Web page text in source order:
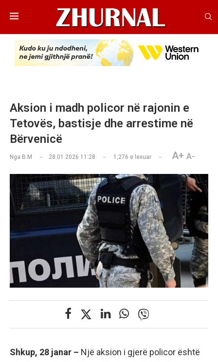
Aksion i madh policor në rajonin e
Tetovës, bastisje dhe arrestime në
Bërvenicë
Nga B.M 28.01.2026 11:28 1,276 e lexuar A+ A-
Shkup, 28 janar – Një aksion i gjerë policor është